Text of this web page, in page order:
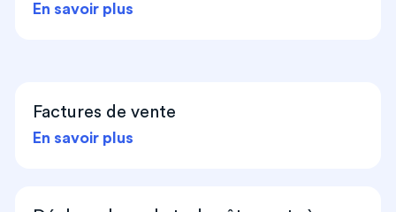
En savoir plus
Factures de vente
En savoir plus